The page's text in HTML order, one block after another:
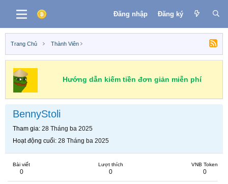
Đăng nhập Đăng ký
Trang Chủ Thành Viên
Hướng dẫn kiếm tiền đơn giản miễn phí
BennyStoli
Tham gia 28 Tháng ba 2025
Hoạt động cuối 28 Tháng ba 2025
Bài viết
0
Lượt thích
0
VNB Token
0